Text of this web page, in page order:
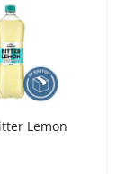
Lemon